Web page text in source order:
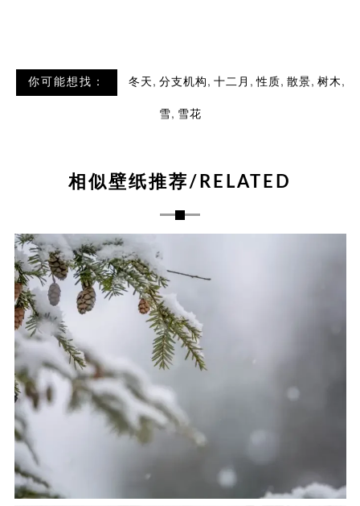
你可能想找： 冬天 , 分支机构 , 十二月 ,性质, 散景, 树木 ,
雪, 雪花
相似壁纸推荐/RELATED